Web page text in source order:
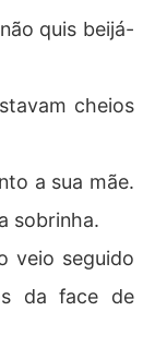
quis beijá-
cheios
a sua mãe.
sobrinha.
veio seguido
da face de